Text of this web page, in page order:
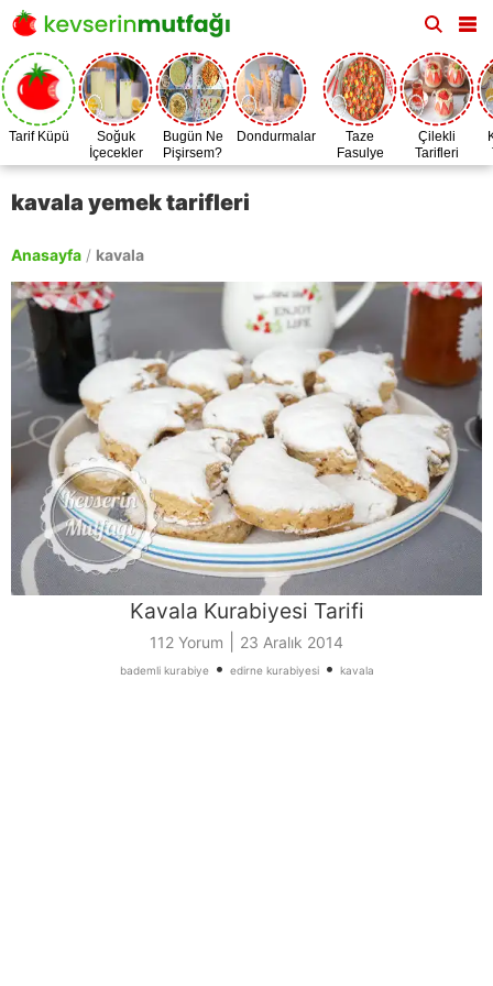
Tarif Küpü
Soğuk
İçecekler
Bugün Ne
Pişirsem?
Dondurmalar
Taze
Fasulye
Zamanı
Çilekli
Tarifleri
kavala yemek tarifleri
Anasayfa / kavala
Kavala Kurabiyesi Tarifi
112 Yorum 23 Aralık 2014
bademli kurabiye• edirne kurabiyesi• kavala